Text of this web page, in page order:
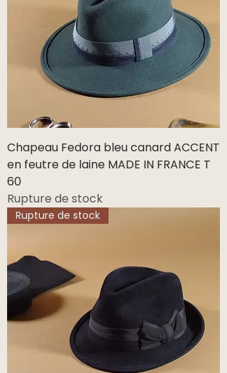
Chapeau Fedora bleu canard ACCENT
en feutre de laine MADE IN FRANCE T
60
Rupture de stock
Rupture de stock